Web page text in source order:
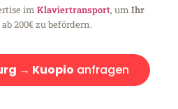
im Klaviertransport, um Ihr
ab 200€ zu befördern.
→ Kuopio anfragen